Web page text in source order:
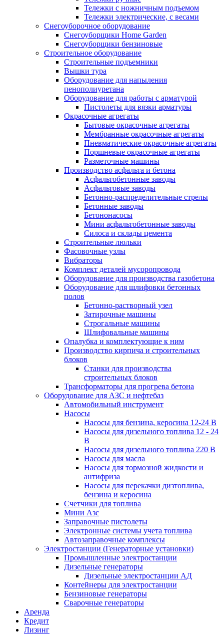
Тележки с ножничным подъемом
Тележки электрические, с весами
Снегоуборочное оборудование
Снегоуборщики Home Garden
Снегоуборщики бензиновые
Строительное оборудование
Cтроительные подъемники
Вышки тура
Оборудование для напыления
пенополиуретана
Оборудование для работы с арматурой
Пистолеты для вязки арматуры
Окрасочные агрегаты
Бытовые окрасочные агрегаты
Мембранные окрасочные агрегаты
Пневматические окрасочные агрегаты
Поршневые окрасочные агрегаты
Разметочные машины
Производство асфальта и бетона
Асфальтобетонные заводы
Асфальтовые заводы
Бетонно-распределительные стрелы
Бетонные заводы
Бетононасосы
Мини асфальтобетонные заводы
Силоса и склады цемента
Строительные люльки
Фасовочные узлы
Вибраторы
Комплект деталей мусоропровода
Оборудование для производства газобетона
Оборудование для шлифовки бетонных
полов
Бетонно-растворный узел
Затирочные машины
Строгальные машины
Шлифовальные машины
Опалубка и комплектующие к ним
Производство кирпича и строительных
блоков
Cтанки для производства
строительных блоков
Трансформаторы для прогрева бетона
Оборудование для АЗС и нефтебаз
Автомобильный инструмент
Насосы
Насосы для бензина, керосина 12-24 В
Насосы для дизельного топлива 12 - 24
В
Насосы для дизельного топлива 220 В
Насосы для масла
Насосы для тормозной жидкости и
антифриза
Насосы для перекачки дизтоплива,
бензина и керосина
Счетчики для топлива
Мини Азс
Заправочные пистолеты
Электронные системы учета топлива
Автозаправочные комплексы
Электростанции (Генераторные установки)
Промышленные электростанции
Дизельные генераторы
Дизельные электростанции АД
Контейнеры для электростанции
Бензиновые генераторы
Сварочные генераторы
Аренда
Кредит
Лизинг